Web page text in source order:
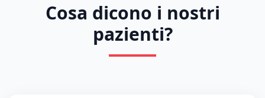
Cosa dicono i nostri
pazienti?